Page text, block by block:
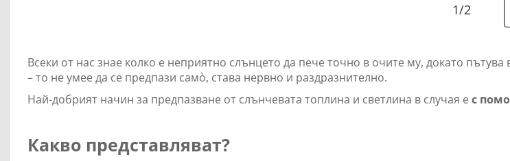
1/2
Всеки от нас знае колко е неприятно слънцето да пече точно в очите му, докато
– то не умее да се предпази самò, става нервно и раздразнително.
Най-добрият начин за предпазване от слънчевата топлина и светлина в случая ес
Какво представляват?